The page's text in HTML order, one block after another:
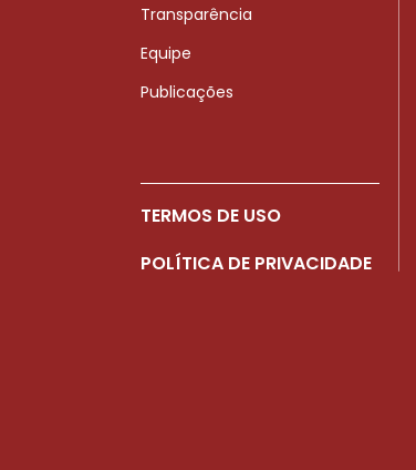
Transparência
Equipe
Publicações
TERMOS DE USO
POLÍTICA DE PRIVACIDADE